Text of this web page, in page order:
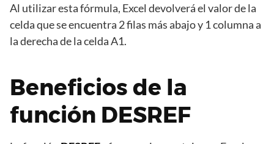
Al utilizar esta fórmula, Excel devolverá el valor de la
celda que se encuentra 2 filas más abajo y 1 columna a
la derecha de la celda A1.
Beneficios de la
función DESREF